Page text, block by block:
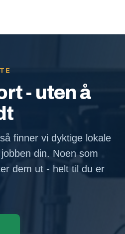
- uten å
finner vi dyktige lokale
din. Noen som
dem ut - helt til du er